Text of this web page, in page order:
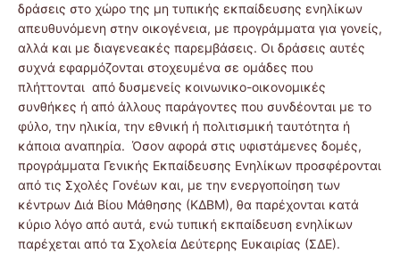
δράσεις στο χώρο της μη τυπικής εκπαίδευσης ενηλίκων
απευθυνόμενη στην οικογένεια, με προγράμματα για γονείς,
αλλά και με διαγενεακές παρεμβάσεις. Οι δράσεις αυτές
συχνά εφαρμόζονται στοχευμένα σε ομάδες που
πλήττονται από δυσμενείς κοινωνικο-οικονομικές
συνθήκες ή από άλλους παράγοντες που συνδέονται με το
φύλο, την ηλικία, την εθνική ή πολιτισμική ταυτότητα ή
κάποια αναπηρία. Όσον αφορά στις υφιστάμενες δομές,
προγράμματα Γενικής Εκπαίδευσης Ενηλίκων προσφέρονται
από τις Σχολές Γονέων και, με την ενεργοποίηση των
κέντρων Διά Βίου Μάθησης (ΚΔΒΜ), θα παρέχονται κατά
κύριο λόγο από αυτά, ενώ τυπική εκπαίδευση ενηλίκων
παρέχεται από τα Σχολεία Δεύτερης Ευκαιρίας (ΣΔΕ).